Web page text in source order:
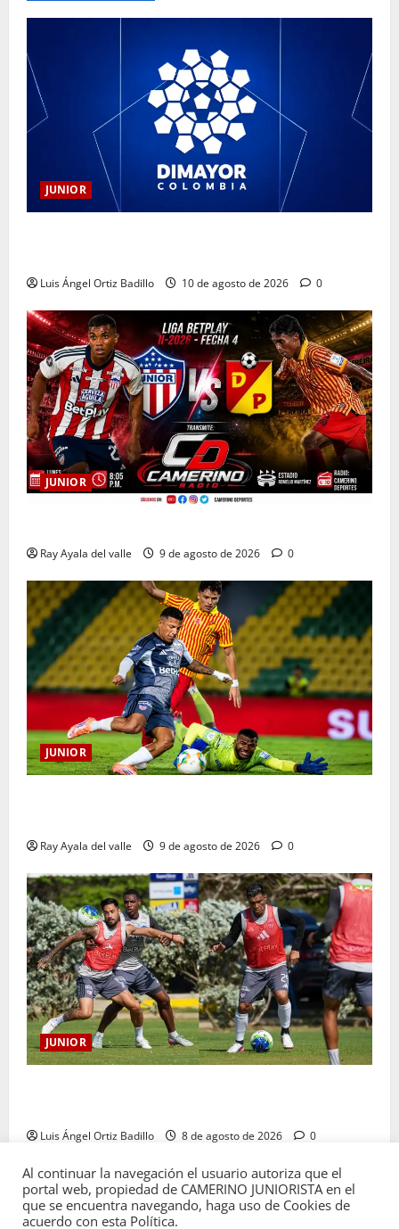
JUNIOR
Luis Ángel Ortiz Badillo 10 de agosto de 2026 0
JUNIOR
Ray Ayala del valle 9 de agosto de 2026 0
JUNIOR
Ray Ayala del valle 9 de agosto de 2026 0
JUNIOR
Luis Ángel Ortiz Badillo 8 de agosto de 2026 0
Al continuar la navegación el usuario autoriza que el
portal web, propiedad de CAMERINO JUNIORISTA en el
que se encuentra navegando, haga uso de Cookies de
acuerdo con esta Política.